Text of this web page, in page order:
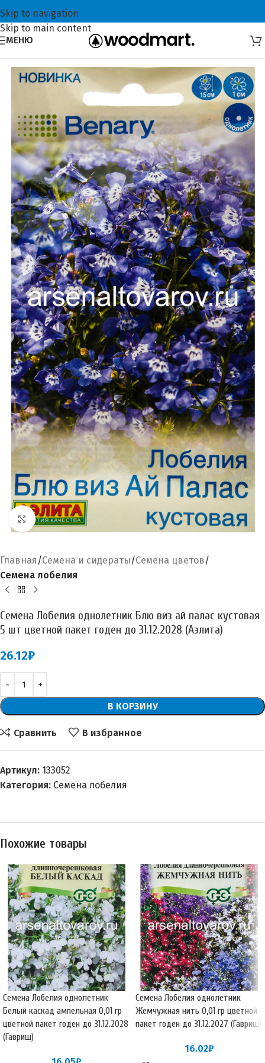
Skip to navigation
Skip to main content
МЕНЮ
Увеличить
Главная Семена и сидераты Семена цветов
Семена лобелия
Семена Лобелия однолетник Блю виз ай палас кустовая
5 шт цветной пакет годен до 31.12.2028 (Аэлита)
26.12₽
В КОРЗИНУ
Сравнить В избранное
Артикул: 133052
Категория: Семена лобелия
Похожие товары
Семена Лобелия однолетник
Белый каскад ампельная 0,01 гр
цветной пакет годен до 31.12.2028
(Гавриш)
Семена Лобелия однолетник
Жемчужная нить 0,01 гр цветной
пакет годен до 31.12.2027 (Гавриш)
16.02₽